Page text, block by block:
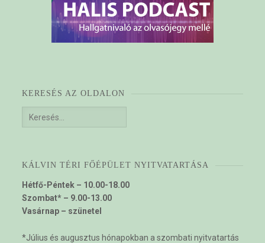
KERESÉS AZ OLDALON
Keresés:
KÁLVIN TÉRI FŐÉPÜLET NYITVATARTÁSA
Hétfő-Péntek – 10.00-18.00
Szombat* – 9.00-13.00
Vasárnap – szünetel
*Július és augusztus hónapokban a szombati nyitvatartás